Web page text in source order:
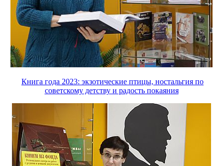
Книга года 2023: экзотические птицы, ностальгия по
советскому детству и радость покаяния